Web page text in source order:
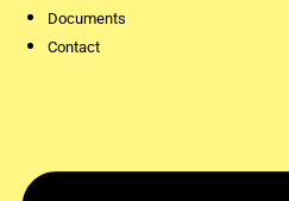
Documents
Contact